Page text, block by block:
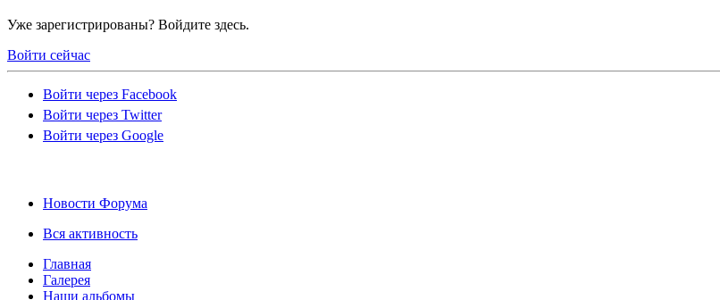
Уже зарегистрированы? Войдите здесь.
Войти сейчас
Войти через Facebook
Войти через Twitter
Войти через Google
Новости Форума
Вся активность
Главная
Галерея
Наши альбомы